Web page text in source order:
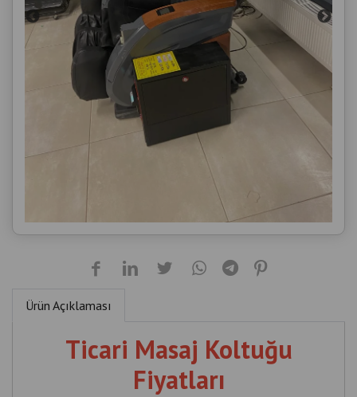
Ürün Açıklaması
Ticari Masaj Koltuğu
Fiyatları